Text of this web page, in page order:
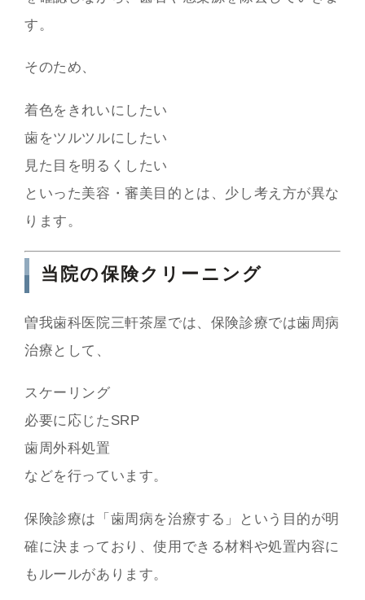
す。
そのため、
着色をきれいにしたい
歯をツルツルにしたい
見た目を明るくしたい
といった美容・審美目的とは、少し考え方が異な
ります。
当院の保険クリーニング
曽我歯科医院三軒茶屋では、保険診療では歯周病
治療として、
スケーリング
必要に応じたSRP
歯周外科処置
などを行っています。
保険診療は「歯周病を治療する」という目的が明
確に決まっており、使用できる材料や処置内容に
もルールがあります。